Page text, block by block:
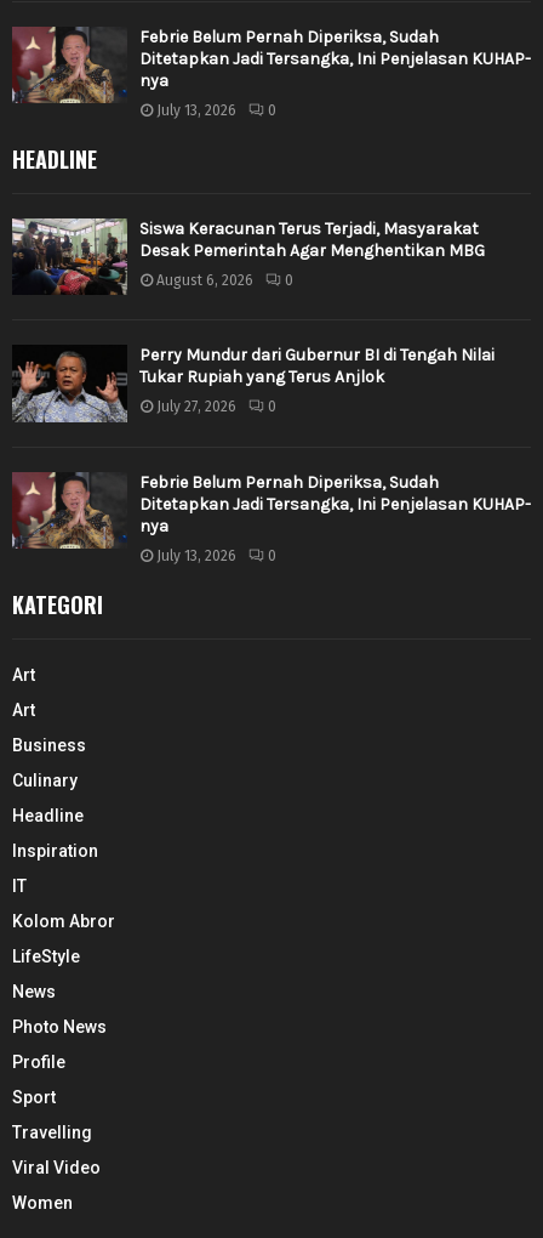
Febrie Belum Pernah Diperiksa, Sudah
Ditetapkan Jadi Tersangka, Ini Penjelasan KUHAP-
nya
July 13, 2026 0
HEADLINE
Siswa Keracunan Terus Terjadi, Masyarakat
Desak Pemerintah Agar Menghentikan MBG
August 6, 2026 0
Perry Mundur dari Gubernur BI di Tengah Nilai
Tukar Rupiah yang Terus Anjlok
July 27, 2026 0
Febrie Belum Pernah Diperiksa, Sudah
Ditetapkan Jadi Tersangka, Ini Penjelasan KUHAP-
nya
July 13, 2026 0
KATEGORI
Art
Art
Business
Culinary
Headline
Inspiration
IT
Kolom Abror
LifeStyle
News
Photo News
Profile
Sport
Travelling
Viral Video
Women